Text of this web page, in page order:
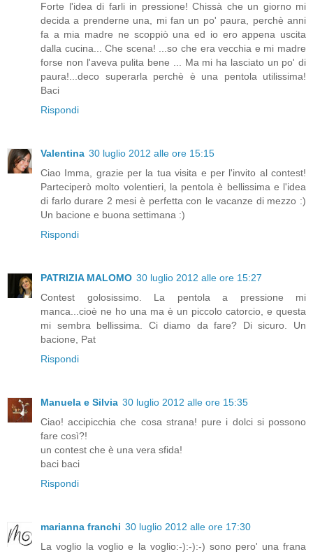
Forte l'idea di farli in pressione! Chissà che un giorno mi
decida a prenderne una, mi fan un po' paura, perchè anni
fa a mia madre ne scoppiò una ed io ero appena uscita
dalla cucina... Che scena! ...so che era vecchia e mi madre
forse non l'aveva pulita bene ... Ma mi ha lasciato un po' di
paura!...deco superarla perchè è una pentola utilissima!
Baci
Rispondi
Valentina 30 luglio 2012 alle ore 15:15
Ciao Imma, grazie per la tua visita e per l'invito al contest!
Parteciperò molto volentieri, la pentola è bellissima e l'idea
di farlo durare 2 mesi è perfetta con le vacanze di mezzo :)
Un bacione e buona settimana :)
Rispondi
PATRIZIA MALOMO 30 luglio 2012 alle ore 15:27
Contest golosissimo. La pentola a pressione mi
manca...cioè ne ho una ma è un piccolo catorcio, e questa
mi sembra bellissima. Ci diamo da fare? Di sicuro. Un
bacione, Pat
Rispondi
Manuela e Silvia 30 luglio 2012 alle ore 15:35
Ciao! accipicchia che cosa strana! pure i dolci si possono
fare così?!
un contest che è una vera sfida!
baci baci
Rispondi
marianna franchi 30 luglio 2012 alle ore 17:30
La voglio la voglio e la voglio:-):-):-) sono pero' una frana